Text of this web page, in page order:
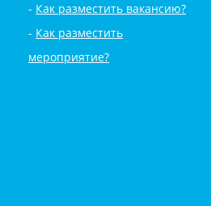
Как разместить вакансию?
Как разместить
мероприятие?